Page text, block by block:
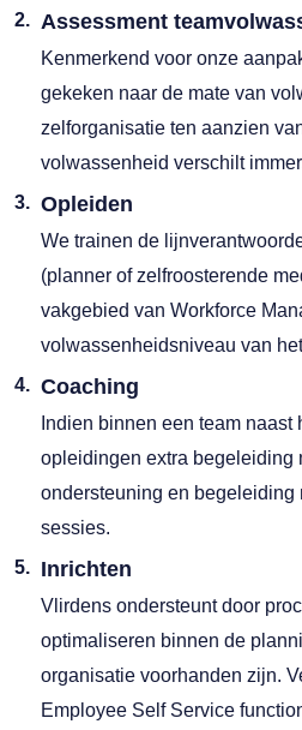
Assessment
Kenmerkend voor onze
gekeken naar de mate van
zelforganisatie ten aanzien
volwassenheid verschilt
Opleiden
We trainen de
(planner of zelfroosterende
vakgebied van Workforce
volwassenheidsniveau van
Coaching
Indien binnen een team
opleidingen extra begeleiding
ondersteuning en begeleiding
sessies.
Inrichten
Vlirdens ondersteunt door
optimaliseren binnen de
organisatie voorhanden zijn.
Employee Self Service